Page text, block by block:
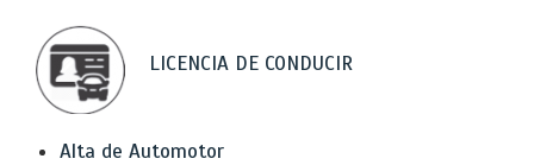
LICENCIA DE CONDUCIR
Alta de Automotor